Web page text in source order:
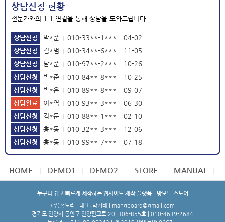
상담신청 현황
전문가와의 1:1 연결을 통해 상담을 도와드립니다.
상담신청 박*준 010-33**-1***
04-02
상담신청
김*범 010-34**-6***
11-05
상담신청
남*준 010-97**-2***
10-26
상담신청
박*준 010-84**-8***
10-25
상담신청
박*은 010-89**-8***
09-07
상담완료
이*엽 010-93**-3***
06-30
상담신청
김*문 010-88**-1***
02-10
상담신청
홍*동 010-32**-3***
12-06
상담신청
홍*동 010-99**-7***
07-18
상담신청
김*석 | 010-12**-0*** | 04-27
HOME DEMO1 DEMO2 STORE MANUAL
누구나 쉽고 빠르게 제작하는 웹사이트 제작 플랫폼 - 망보드 스토어
(주)홈토리 | 대표: 박기태 | mangboard@gmail.com
경기도 안양시 동안구 안양판교로 20, 306-B55호 | 010-4639-2684